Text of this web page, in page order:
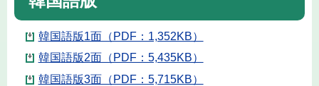
韓国語版1面（PDF：1,352KB）
韓国語版2面（PDF：5,435KB）
韓国語版3面（PDF：5,715KB）